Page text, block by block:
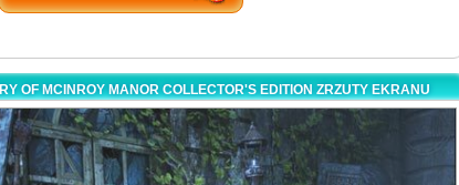
OF MCINROY MANOR COLLECTOR'S EDITION ZRZUTY EKRANU